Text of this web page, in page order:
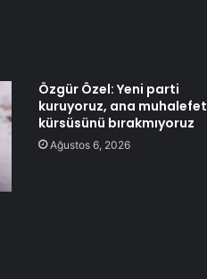
Özgür Özel: Yeni parti
kuruyoruz, ana muhalefet
kürsüsünü bırakmıyoruz
Ağustos 6, 2026